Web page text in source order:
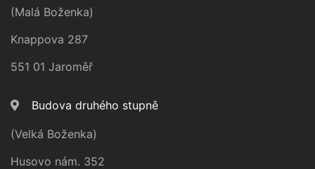
(Malá Boženka)
Knappova 287
551 01 Jaroměř
Budova druhého stupně
(Velká Boženka)
Husovo nám. 352